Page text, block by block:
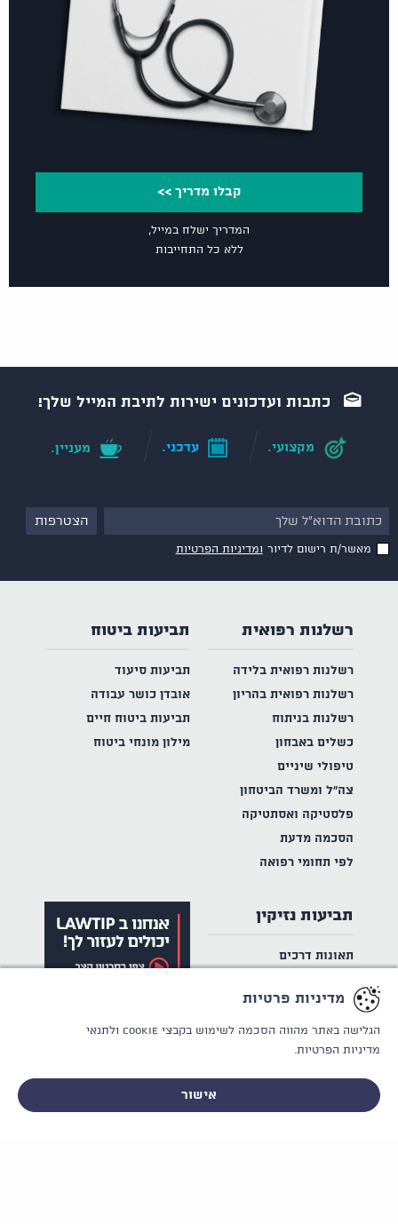
קבלו מדריך >>
המדריך ישלח במייל,
ללא כל התחייבות
כתבות ועדכונים ישירות לתיבת המייל שלך!
מקצועי. עדכני. מעניין.
מאשר/ת רישום לדיור ומדיניות הפרטיות
רשלנות רפואית
רשלנות רפואית בלידה
רשלנות רפואית בהריון
רשלנות בניתוח
כשלים באבחון
טיפולי שיניים
צה"ל ומשרד הביטחון
פלסטיקה ואסתטיקה
הסכמה מדעת
לפי תחומי רפואה
תביעות ביטוח
תביעות סיעוד
אובדן כושר עבודה
תביעות ביטוח חיים
מילון מונחי ביטוח
תביעות נזיקין
תאונות דרכים
ביטוח לאומי
פורום ביטוח לאומי
לייעוץ אישי וחסוי - ללא התחייבות
מדיניות פרטיות
הגלישה באתר מהווה הסכמה לשימוש בקבצי Cookie
ולתנאי
מדיניות הפרטיות.
אישור